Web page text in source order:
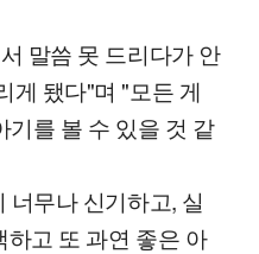
말씀 못 드리다가 안
게 됐다"며 "모든 게
기를 볼 수 있을 것 같
너무나 신기하고, 실
고 또 과연 좋은 아